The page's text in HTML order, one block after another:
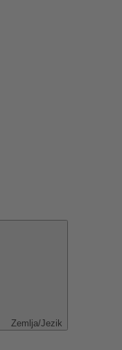
Zemlja/Jezik